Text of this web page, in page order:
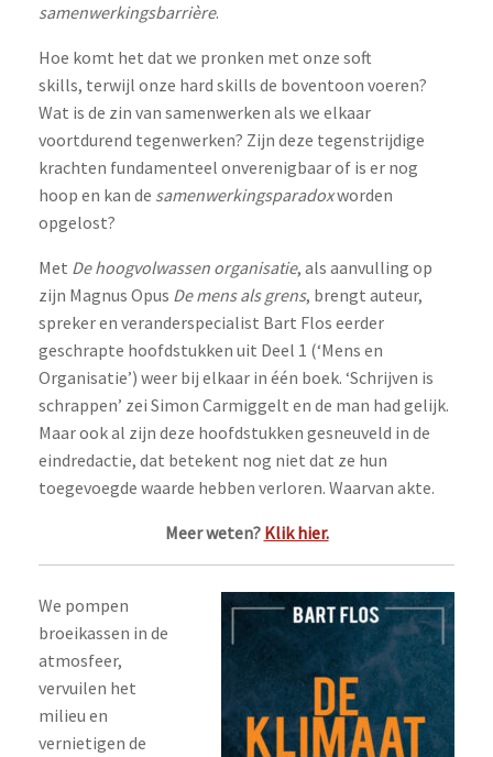
samenwerkingsbarrière.
Hoe komt het dat we pronken met onze soft
skills, terwijl onze hard skills de boventoon voeren?
Wat is de zin van samenwerken als we elkaar
voortdurend tegenwerken? Zijn deze tegenstrijdige
krachten fundamenteel onverenigbaar of is er nog
hoop en kan de samenwerkingsparadoxworden
opgelost?
Met De hoogvolwassen organisatie, als aanvulling op
zijn Magnus Opus De mens als grens, brengt auteur,
spreker en veranderspecialist Bart Flos eerder
geschrapte hoofdstukken uit Deel 1 (‘Mens en
Organisatie’) weer bij elkaar in één boek. ‘Schrijven is
schrappen’ zei Simon Carmiggelt en de man had gelijk.
Maar ook al zijn deze hoofdstukken gesneuveld in de
eindredactie, dat betekent nog niet dat ze hun
toegevoegde waarde hebben verloren. Waarvan akte.
Meer weten? Klik hier.
We pompen
broeikassen in de
atmosfeer,
vervuilen het
milieu en
vernietigen de